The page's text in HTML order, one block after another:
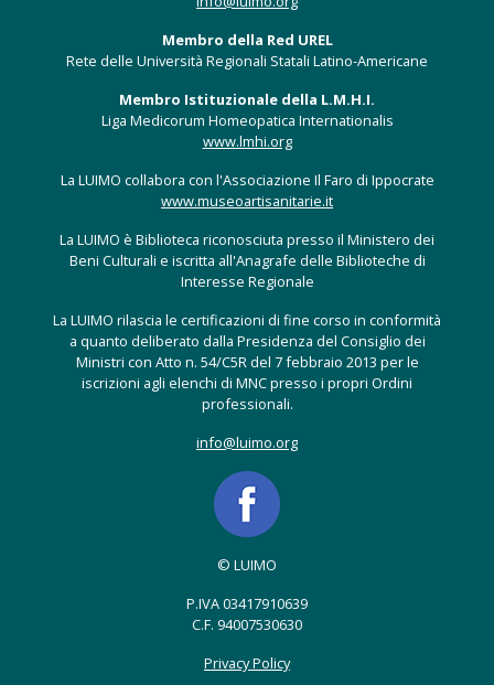
Membro della Red UREL
Rete delle Università Regionali Statali Latino-Americane
Membro Istituzionale della L.M.H.I.
Liga Medicorum Homeopatica Internationalis
www.lmhi.org
La LUIMO collabora con l'Associazione Il Faro di Ippocrate
www.museoartisanitarie.it
La LUIMO è Biblioteca riconosciuta presso il Ministero dei
Beni Culturali e iscritta all'Anagrafe delle Biblioteche di
Interesse Regionale
La LUIMO rilascia le certificazioni di fine corso in conformità
a quanto deliberato dalla Presidenza del Consiglio dei
Ministri con Atto n. 54/C5R del 7 febbraio 2013 per le
iscrizioni agli elenchi di MNC presso i propri Ordini
professionali.
info@luimo.org
© LUIMO
P.IVA 03417910639
C.F. 94007530630
Privacy Policy